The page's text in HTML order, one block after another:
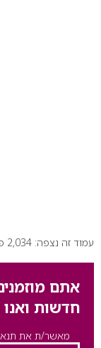
עמוד זה נצפה: 2,034 פעמים
אתם
חדשות ואנו
מאשר/ת את תנאי